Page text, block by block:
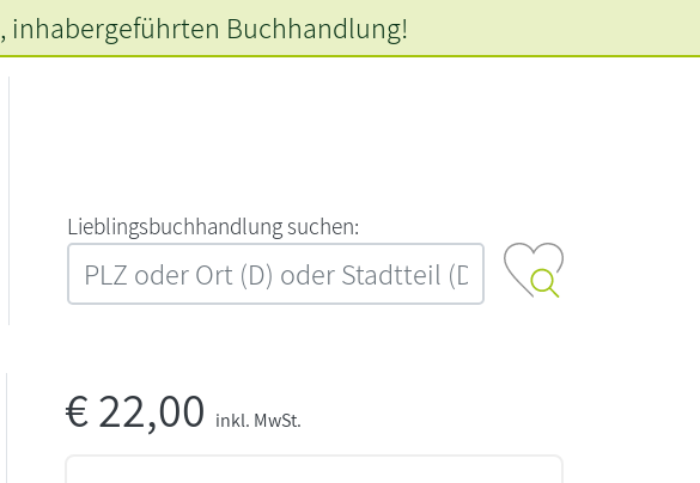
L‍i‍e‍b‍l‍i‍n‍g‍s‍b‍u‍c‍h‍h‍a‍n‍d‍l‍u‍n‍g‍ ‍s‍u‍c‍h‍e‍n‍:‍
, inhabergeführten Buchhandlung!
€22,00 inkl. MwSt.